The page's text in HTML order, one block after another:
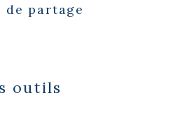
de partage
outils